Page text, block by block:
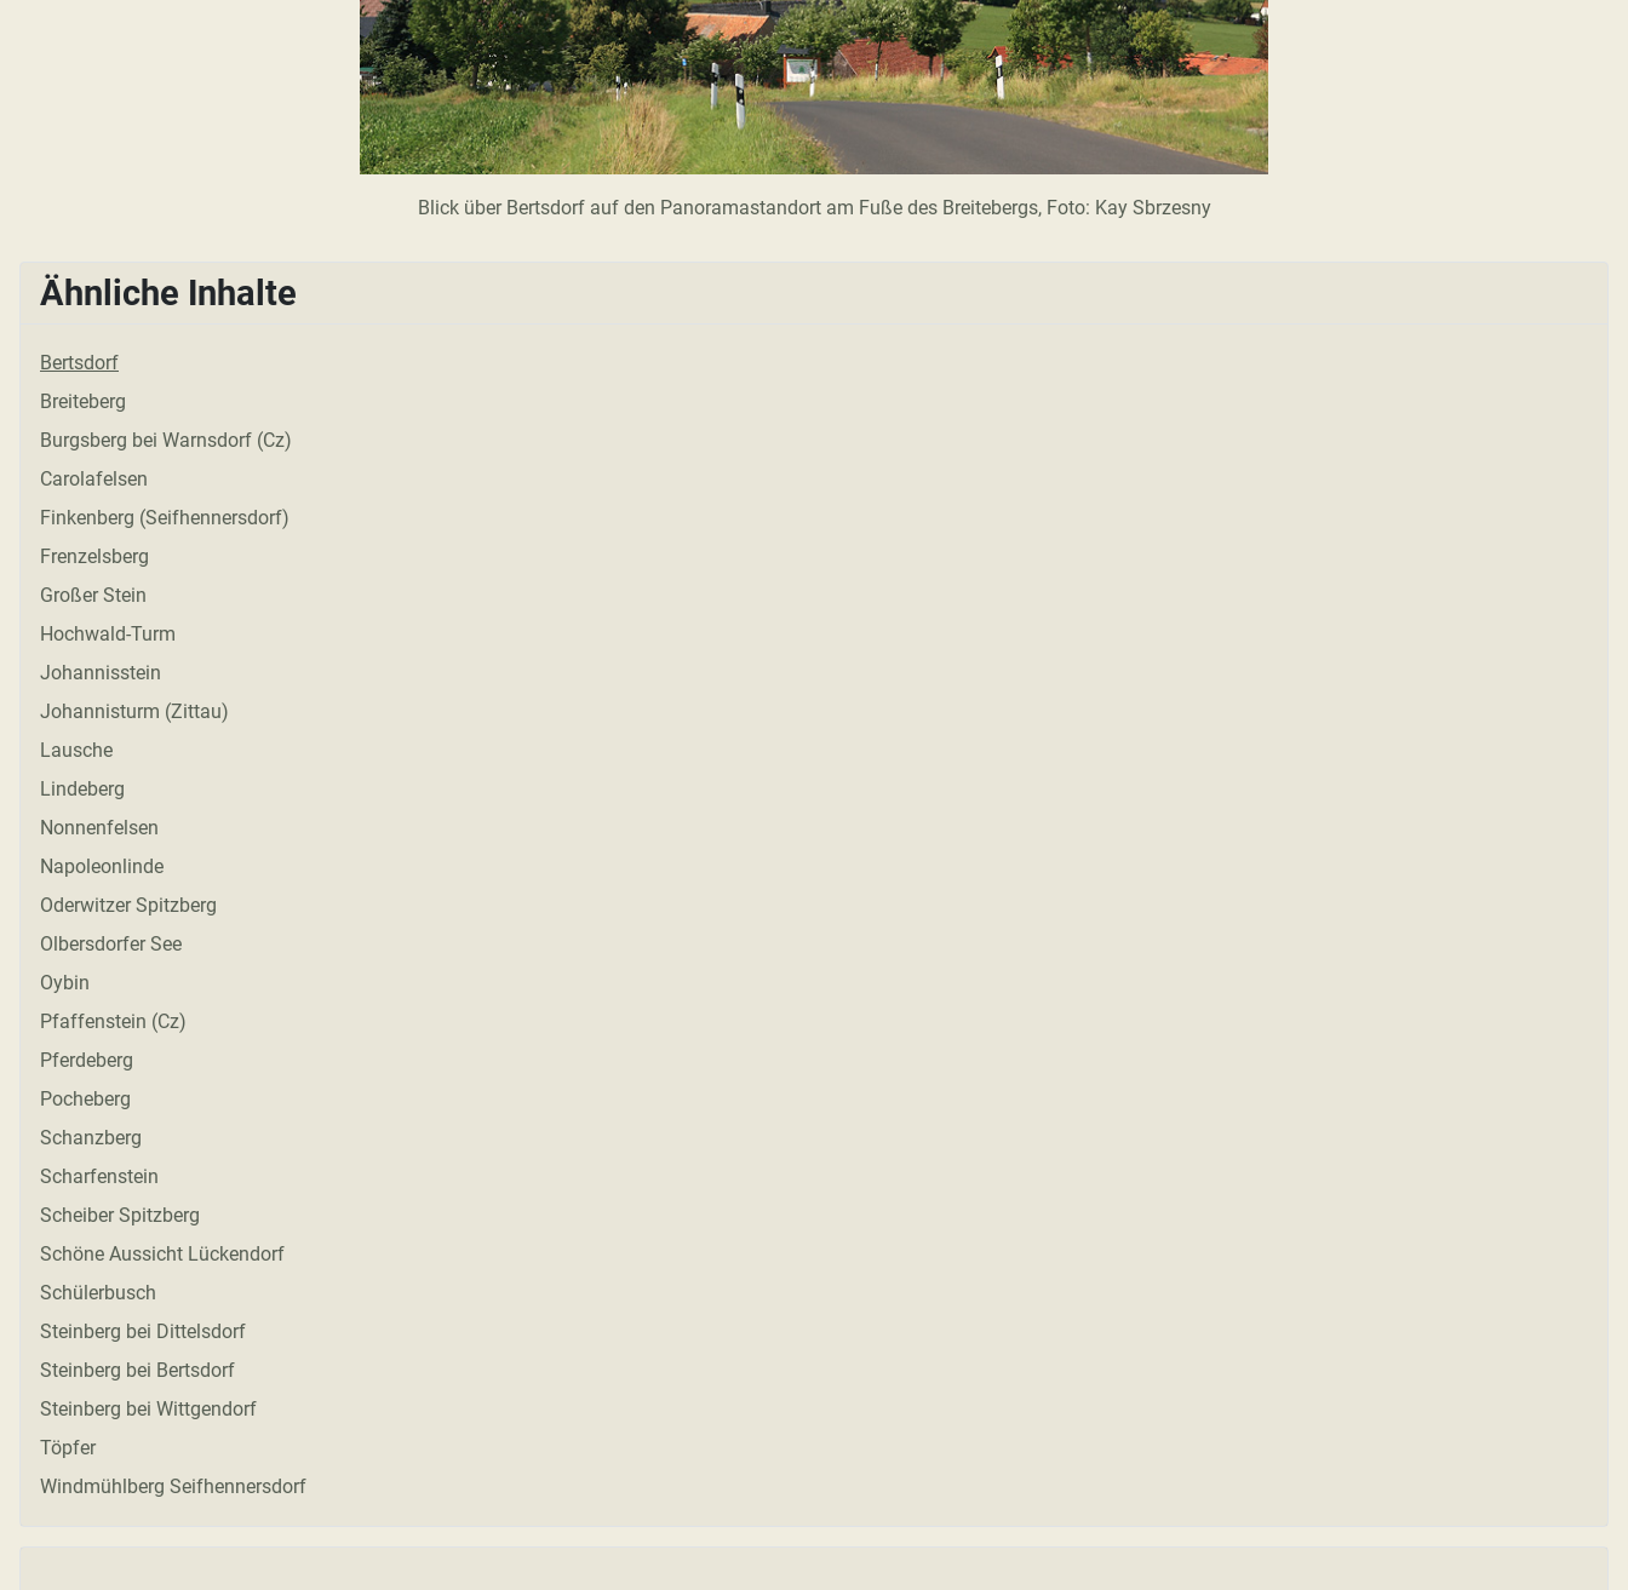
Blick über Bertsdorf auf den Panoramastandort am Fuße des Breitebergs, Foto: Kay Sbrzesny
Ähnliche Inhalte
Bertsdorf
Breiteberg
Burgsberg bei Warnsdorf (Cz)
Carolafelsen
Finkenberg (Seifhennersdorf)
Frenzelsberg
Großer Stein
Hochwald-Turm
Johannisstein
Johannisturm (Zittau)
Lausche
Lindeberg
Nonnenfelsen
Napoleonlinde
Oderwitzer Spitzberg
Olbersdorfer See
Oybin
Pfaffenstein (Cz)
Pferdeberg
Pocheberg
Schanzberg
Scharfenstein
Scheiber Spitzberg
Schöne Aussicht Lückendorf
Schülerbusch
Steinberg bei Dittelsdorf
Steinberg bei Bertsdorf
Steinberg bei Wittgendorf
Töpfer
Windmühlberg Seifhennersdorf